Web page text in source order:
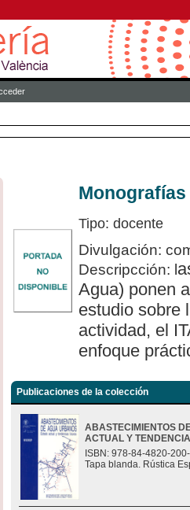
Tipo: docente
Divulgación:
Descripcción: l
Agua) ponen
estudio sobre
actividad, el
enfoque
Publicaciones de la colección
ABASTECIMIENTOS
ACTUAL Y
ISBN: 978-84-4820-
Tapa blanda. Rústica